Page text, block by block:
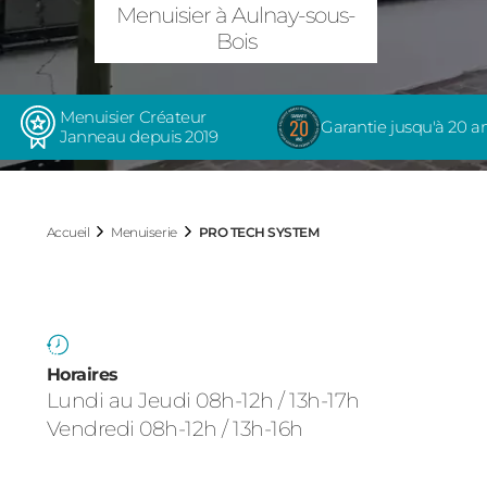
PRO TECH
Menuisier à Aulnay-sous-
Bois
Menuisier Créateur
Janneau depuis 2019
Garantie jusqu'à 20
Accueil Menuiserie PRO TECH SYSTEM
Horaires
Lundi au Jeudi 08h-12h / 13h-17h
Vendredi 08h-12h / 13h-16h